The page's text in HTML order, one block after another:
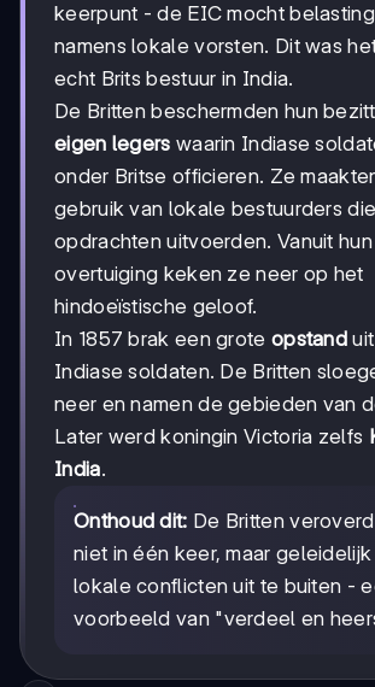
keerpunt - de EIC mocht
namens lokale vorsten. Dit was
echt Brits bestuur in India.
De Britten beschermden hun
eigen legers waarin Indiase
onder Britse officieren. Ze
gebruik van lokale bestuurders
opdrachten uitvoerden. Vanuit
overtuiging keken ze neer op het
hindoeïstische geloof.
In 1857 brak een grote opstand
Indiase soldaten. De Britten
neer en namen de gebieden van
Later werd koningin Victoria zelfs
India.
Onthoud dit: De Britten
niet in één keer, maar
lokale conflicten uit te buiten -
voorbeeld van "verdeel en